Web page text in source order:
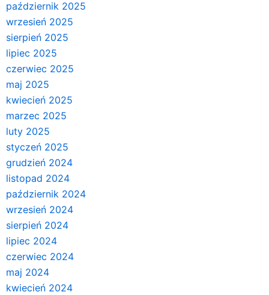
październik 2025
wrzesień 2025
sierpień 2025
lipiec 2025
czerwiec 2025
maj 2025
kwiecień 2025
marzec 2025
luty 2025
styczeń 2025
grudzień 2024
listopad 2024
październik 2024
wrzesień 2024
sierpień 2024
lipiec 2024
czerwiec 2024
maj 2024
kwiecień 2024